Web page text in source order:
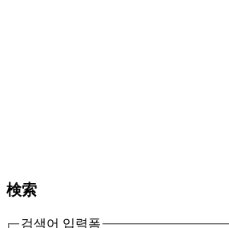
検索
검색어 입력폼